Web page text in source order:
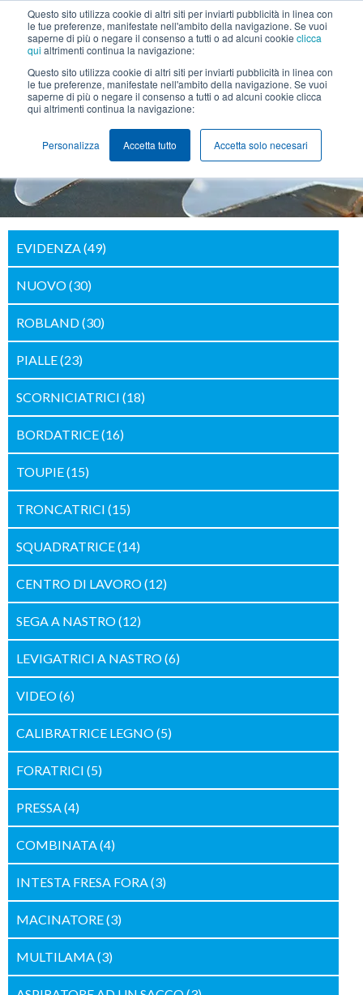
Questo sito utilizza cookie di altri siti per inviarti pubblicità in linea con
le tue preferenze, manifestate nell'ambito della navigazione. Se vuoi
saperne di più o negare il consenso a tutti o ad alcuni cookie clicca
qui altrimenti continua la navigazione:
Questo sito utilizza cookie di altri siti per inviarti pubblicità in linea con
le tue preferenze, manifestate nell'ambito della navigazione. Se vuoi
saperne di più o negare il consenso a tutti o ad alcuni cookie clicca
qui altrimenti continua la navigazione:
Personalizza Accetta tutto Accetta solo necesari
+39 0425 474211 info@lanfredini.it
Pialla filo Robland S 510 CE
EVIDENZA (49)
NUOVO(30)
ROBLAND(30)
PIALLE(23)
SCORNICIATRICI (18)
BORDATRICE(16)
TOUPIE(15)
TRONCATRICI (15)
SQUADRATRICE(14)
CENTRO DI LAVORO(12)
SEGA A NASTRO(12)
LEVIGATRICI A NASTRO(6)
VIDEO(6)
CALIBRATRICE LEGNO(5)
FORATRICI (5)
PRESSA (4)
COMBINATA (4)
INTESTA FRESA FORA (3)
MACINATORE(3)
MULTILAMA (3)